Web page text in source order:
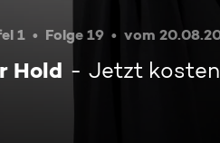
1 Folge 19 vom
Hold Jetzt